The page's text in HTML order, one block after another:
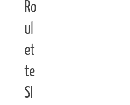
Ro
ul
et
te
Sl